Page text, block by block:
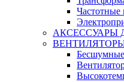
Частотные
АКСЕССУАРЫ